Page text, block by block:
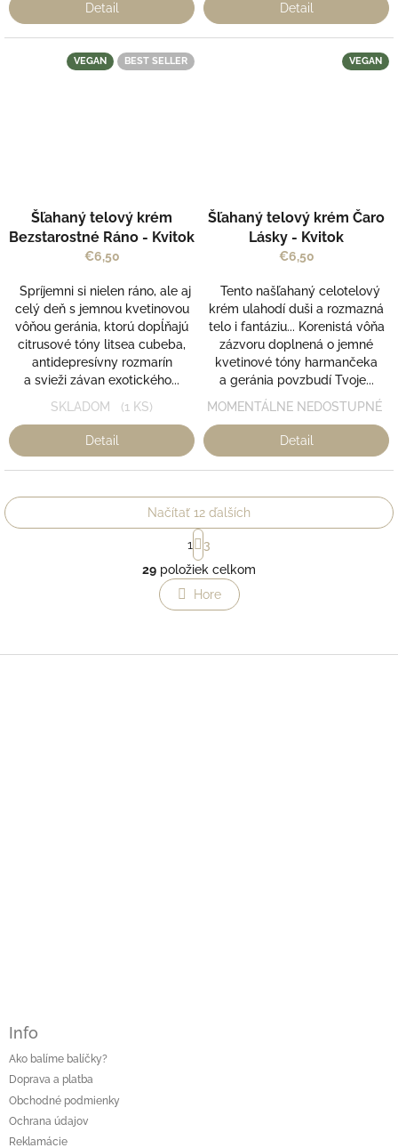
Detail Detail
VEGAN BEST SELLER
Šľahaný telový krém
Bezstarostné Ráno - Kvitok
€6,50
Spríjemni si nielen ráno, ale aj
celý deň s jemnou kvetinovou
vôňou geránia, ktorú dopĺňajú
citrusové tóny litsea cubeba,
antidepresívny rozmarín
a svieži závan exotického...
SKLADOM (1 KS)
Detail
VEGAN
Šľahaný telový krém Čaro
Lásky - Kvitok
€6,50
Tento našľahaný celotelový
krém ulahodí duši a rozmazná
telo i fantáziu... Korenistá vôňa
zázvoru doplnená o jemné
kvetinové tóny harmančeka
a geránia povzbudí Tvoje...
MOMENTÁLNE NEDOSTUPNÉ
Detail
O
v
l
á
Načítať 12 ďalších
S
t
r
á
n
k
a
1
3
29 položiek celkom
Hore
Info
Ako balíme balíčky?
Doprava a platba
Obchodné podmienky
Ochrana údajov
Reklamácie